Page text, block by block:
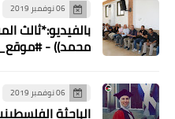
أخبار فلسطين
*٤٤ عامًا على ترجل
06 نوفمبر 2019
بالفيديو:*ثالث
محمد)) -
06 نوفمبر 2019
الباحثة